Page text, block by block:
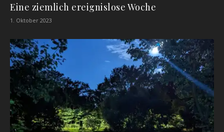
Eine ziemlich ereignislose Woche
1. Oktober 2023